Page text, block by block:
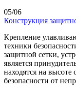
05/06
Конструкция
Крепление
техники
защитной сетки,
является
находятся на
безопасности от